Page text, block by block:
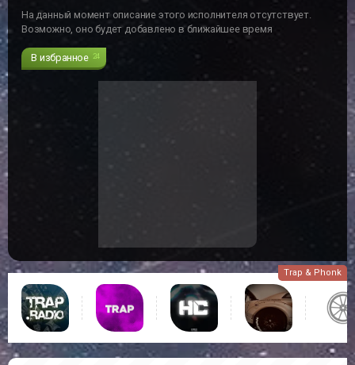
На данный момент описание этого исполнителя отсутствует.
Возможно, оно будет добавлено в ближайшее время
В избранное 24
Trap & Phonk